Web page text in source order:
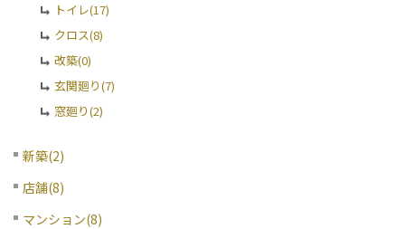
トイレ(17)
クロス(8)
改築(0)
玄関廻り(7)
窓廻り(2)
新築(2)
店舗(8)
マンション(8)